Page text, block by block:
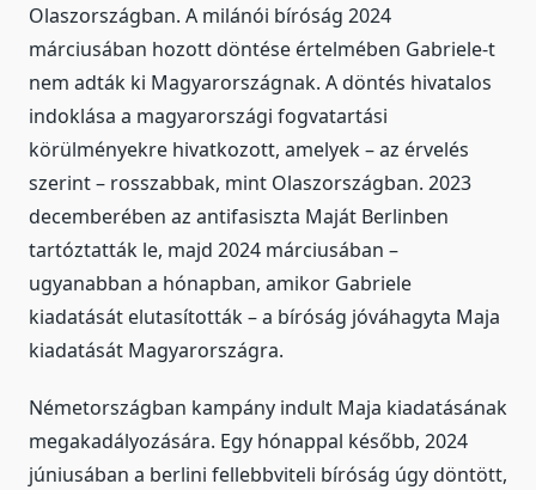
Olaszországban. A milánói bíróság 2024
márciusában hozott döntése értelmében Gabriele-t
nem adták ki Magyarországnak. A döntés hivatalos
indoklása a magyarországi fogvatartási
körülményekre hivatkozott, amelyek – az érvelés
szerint – rosszabbak, mint Olaszországban. 2023
decemberében az antifasiszta Maját Berlinben
tartóztatták le, majd 2024 márciusában –
ugyanabban a hónapban, amikor Gabriele
kiadatását elutasították – a bíróság jóváhagyta Maja
kiadatását Magyarországra.
Németországban kampány indult Maja kiadatásának
megakadályozására. Egy hónappal később, 2024
júniusában a berlini fellebbviteli bíróság úgy döntött,